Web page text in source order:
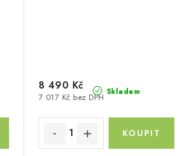
Skladem
7 017 Kč bez DPH
8 490 Kč